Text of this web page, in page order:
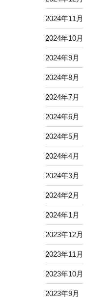
2024年11月
2024年10月
2024年9月
2024年8月
2024年7月
2024年6月
2024年5月
2024年4月
2024年3月
2024年2月
2024年1月
2023年12月
2023年11月
2023年10月
2023年9月